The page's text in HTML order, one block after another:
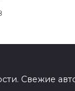
Свежие